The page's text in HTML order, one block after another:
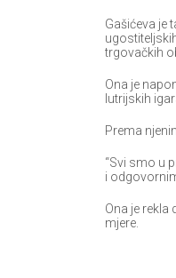
Gašićeva
trgovačkih
Ona je
lutrijskih
Prema
“Svi smo u
i
Ona je rekla
mjere.